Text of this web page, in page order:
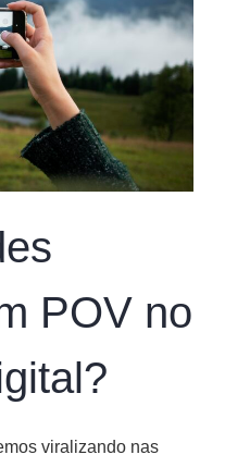
POV no
viralizando nas